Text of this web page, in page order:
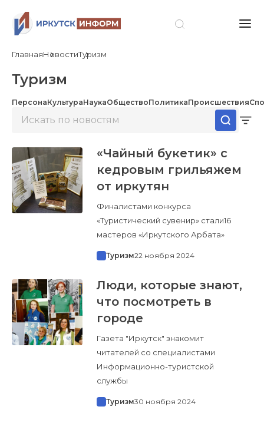
ГлавнаяНовостиТуризм
Туризм
ПерсонаКультураНаукаОбществоПолитикаПроисшествия
«Чайный букетик» с
кедровым грильяжем
от иркутян
Финалистами конкурса
«Туристический сувенир» стали16
мастеров «Иркутского Арбата»
Туризм22 ноября 2024
Люди, которые знают,
что посмотреть в
городе
Газета "Иркутск" знакомит
читателей со специалистами
Информационно-туристской
службы
Туризм30 ноября 2024